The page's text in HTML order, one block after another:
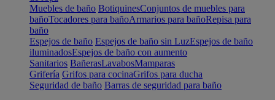
Muebles de baño BotiquinesConjuntos de muebles para
bañoTocadores para bañoArmarios para bañoRepisa para
baño
Espejos de baño Espejos de baño sin LuzEspejos de baño
iluminadosEspejos de baño con aumento
Sanitarios BañerasLavabosMamparas
Grifería Grifos para cocinaGrifos para ducha
Seguridad de baño Barras de seguridad para baño